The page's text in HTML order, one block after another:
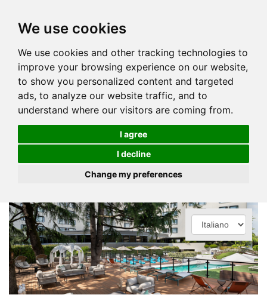
We use cookies
We use cookies and other tracking technologies to
improve your browsing experience on our website,
to show you personalized content and targeted
ads, to analyze our website traffic, and to
understand where our visitors are coming from.
I agree
I decline
Change my preferences